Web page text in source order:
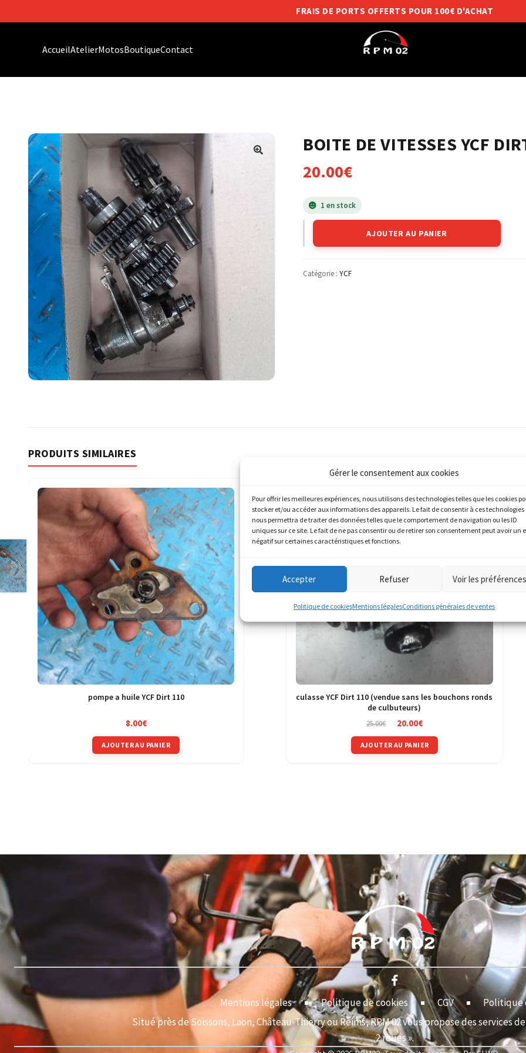
Gérer le consentement aux cookies
Pour offrir les meilleures expériences, nous utilisons des technologies telles que les cookies
stocker et/ou accéder aux informations des appareils. Le fait de consentir à ces technologies
nous permettra de traiter des données telles que le comportement de navigation ou les ID
uniques sur ce site. Le fait de ne pas consentir ou de retirer son consentement peut avoir un
négatif sur certaines caractéristiques et fonctions.
Accepter Refuser Voir les préférences
Politique de cookiesMentions légalesConditions générales de ventes
FRAIS DE PORTS OFFERTS POUR 100€ D'ACHAT
AccueilAtelierMotosBoutiqueContact
BOITE DE VITESSES YCF
20.00€
1 en stock
AJOUTER AU PANIER
Catégorie : YCF
PRODUITS SIMILAIRES
pompe a huile YCF Dirt 110
8.00€
AJOUTER AU PANIER
culasse YCF Dirt 110 (vendue sans les bouchons ronds
de culbuteurs)
25.00€
Le
initial
était :
20.00€Le
actuel
est :
AJOUTER AU PANIER
Mentions légales Politique de cookies CGV
Politique
Situé près de Soissons, Laon, Château-Thierry ou Reims, RPM 02 vous propose des services
2 roues ».